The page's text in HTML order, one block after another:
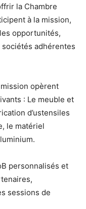
la Chambre
à la mission,
opportunités,
adhérentes
opèrent
: Le meuble et
d’ustensiles
le matériel
personnalisés et
sessions de